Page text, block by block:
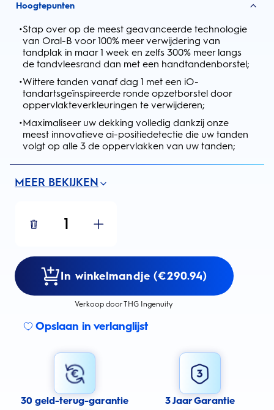
Hoogtepunten
•Stap over op de meest geavanceerde technologie
van Oral-B voor 100% meer verwijdering van
tandplak in maar 1 week en zelfs 300% meer langs
de tandvleesrand dan met een handtandenborstel;
•Wittere tanden vanaf dag 1 met een iO-
tandartsgeïnspireerde ronde opzetborstel door
oppervlakteverkleuringen te verwijderen;
•Maximaliseer uw dekking volledig dankzij onze
meest innovatieve ai-positiedetectie die uw tanden
volgt op alle 3 de oppervlakken van uw tanden;
MEER BEKIJKEN
1
In winkelmandje (€290.94)
Verkoop door THG Ingenuity
Opslaan in verlanglijst
30 geld-terug-garantie 3 Jaar Garantie